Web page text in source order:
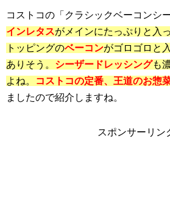
コストコの「クラシックベーコンシ
インレタスがメインにたっぷりと入
トッピングのベーコンがゴロゴロと
ありそう。 シーザードレッシングも
よね。
コストコの定番、王道のお惣
ましたので紹介しますね。
スポンサーリン